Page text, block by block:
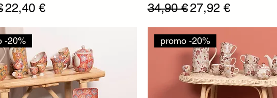
Prix promotionnel
22,40 € Prix original
34,90 €Prix promotionnel
27,92 €
-20% promo -20%